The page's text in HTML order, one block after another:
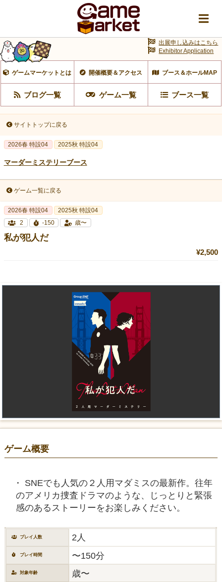
ゲームマーケットとは 開催概要＆アクセス ブース＆ホールMAP
ブログ一覧 ゲーム一覧 ブース一覧
出展申し込みはこちら
Exhibitor Application
サイトトップに戻る
2026春 特設04 2025秋 特設04
マーダーミステリーブース
ゲーム一覧に戻る
2026春 特設04
2025秋 特設04
2
-150 歳〜
私が犯人だ
¥2,500
ゲーム概要
SNEでも人気の２人用マダミスの最新作。往年
のアメリカ捜査ドラマのような、じっとりと緊張
感のあるストーリーをお楽しみください。
プレイ人数 2人
プレイ時間 〜150分
対象年齢 歳〜